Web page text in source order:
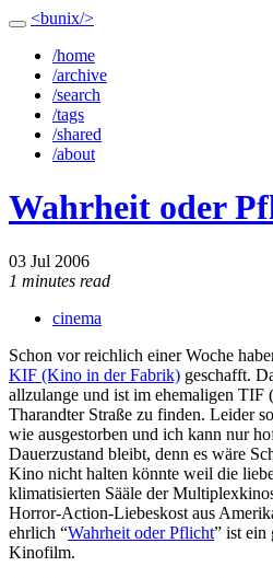
<bunix/>
/home
/archive
/search
/tags
/shared
/about
Wahrheit oder
03 Jul 2006
1 minutes read
cinema
Schon vor reichlich einer Woche
KIF (Kino in der Fabrik) geschafft.
allzulange und ist im ehemaligen TIF
Tharandter Straße zu finden. Leider
wie ausgestorben und ich kann nur
Dauerzustand bleibt, denn es wäre
Kino nicht halten könnte weil die
klimatisierten Sääle der
Horror-Action-Liebeskost aus
ehrlich “Wahrheit oder Pflicht” ist ein
Kinofilm.